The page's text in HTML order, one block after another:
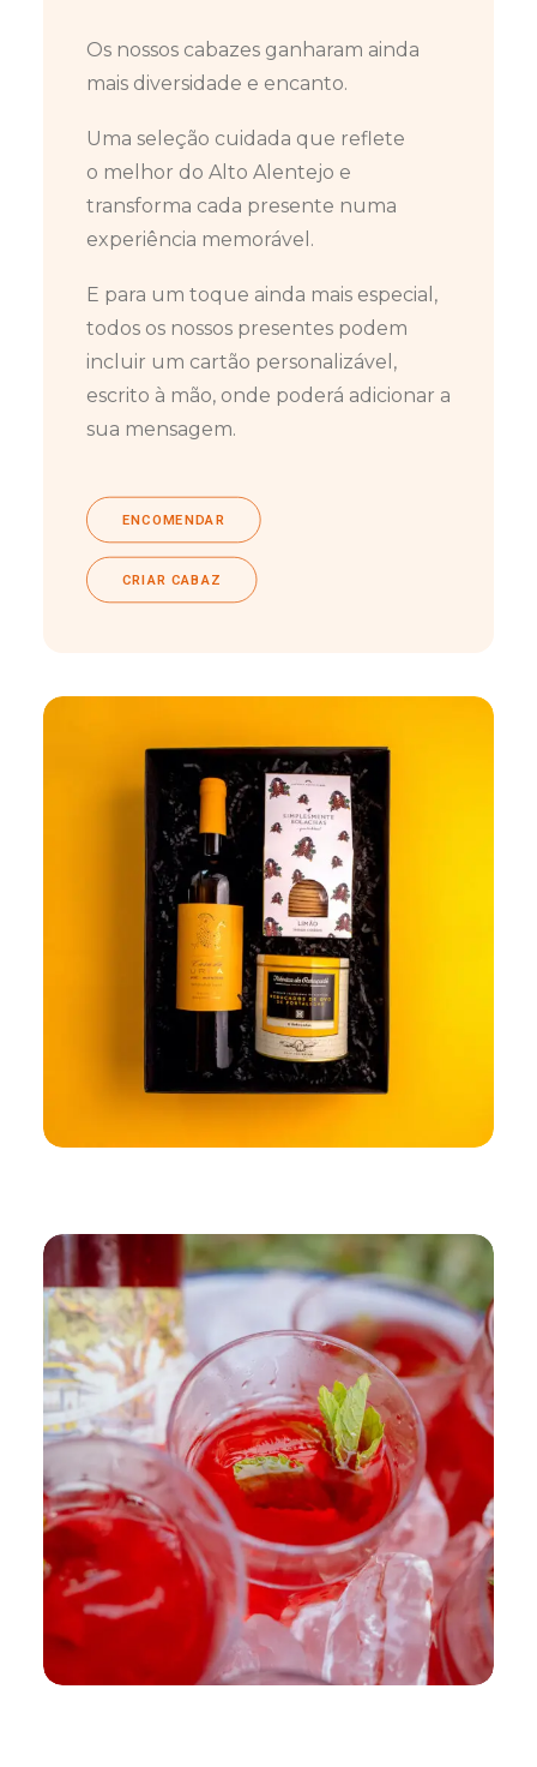
Os nossos cabazes ganharam ainda
mais diversidade e encanto.
Uma seleção cuidada que reflete
o melhor do Alto Alentejo e
transforma cada presente numa
experiência memorável.
E para um toque ainda mais especial,
todos os nossos presentes podem
incluir um cartão personalizável,
escrito à mão, onde poderá adicionar a
sua mensagem.
ENCOMENDAR
CRIAR CABAZ